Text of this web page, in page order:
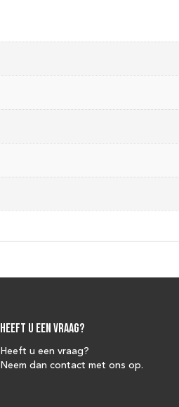
Heeft u een vraag?
Heeft u een vraag?
Neem dan contact met ons op.